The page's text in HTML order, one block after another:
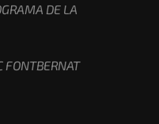
DE LA
FONTBERNAT